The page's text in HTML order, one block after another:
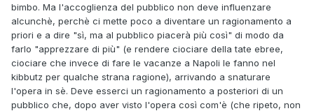
bimbo. Ma l'accoglienza del pubblico non deve influenzare
alcunchè, perchè ci mette poco a diventare un ragionamento a
priori e a dire "sì, ma al pubblico piacerà più così" di modo da
farlo "apprezzare di più" (e rendere ciociare della tate ebree,
ciociare che invece di fare le vacanze a Napoli le fanno nel
kibbutz per qualche strana ragione), arrivando a snaturare
l'opera in sè. Deve esserci un ragionamento a posteriori di un
pubblico che, dopo aver visto l'opera così com'è (che ripeto, non